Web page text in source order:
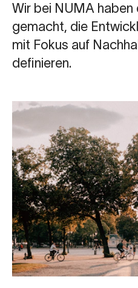
Wir bei NUMA haben
gemacht, die
mit Fokus auf
definieren.